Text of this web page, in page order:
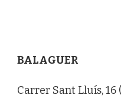
BALAGUER
Carrer Sant Lluís, 16